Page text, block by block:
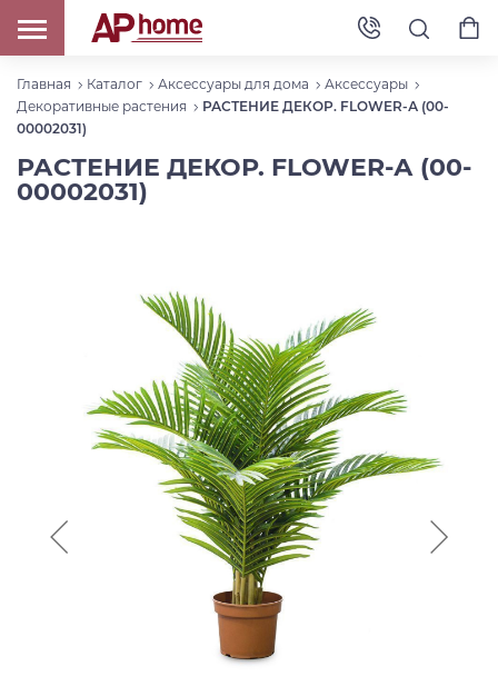
Главная Каталог Аксессуары для дома
Аксессуары
Декоративные растения
РАСТЕНИЕ ДЕКОР. FLOWER-А (00-
00002031)
РАСТЕНИЕ ДЕКОР. FLOWER-А (00-
00002031)